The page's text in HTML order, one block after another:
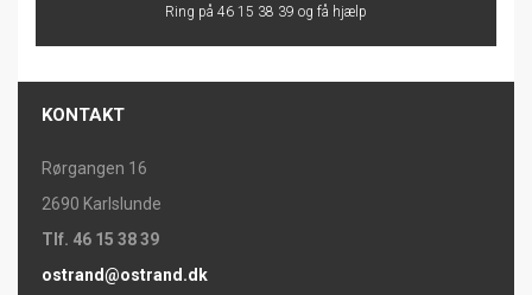
Ring på 46 15 38 39 og få hjælp
KONTAKT
Rørgangen 16
2690 Karlslunde
Tlf. 46 15 38 39
ostrand@ostrand.dk